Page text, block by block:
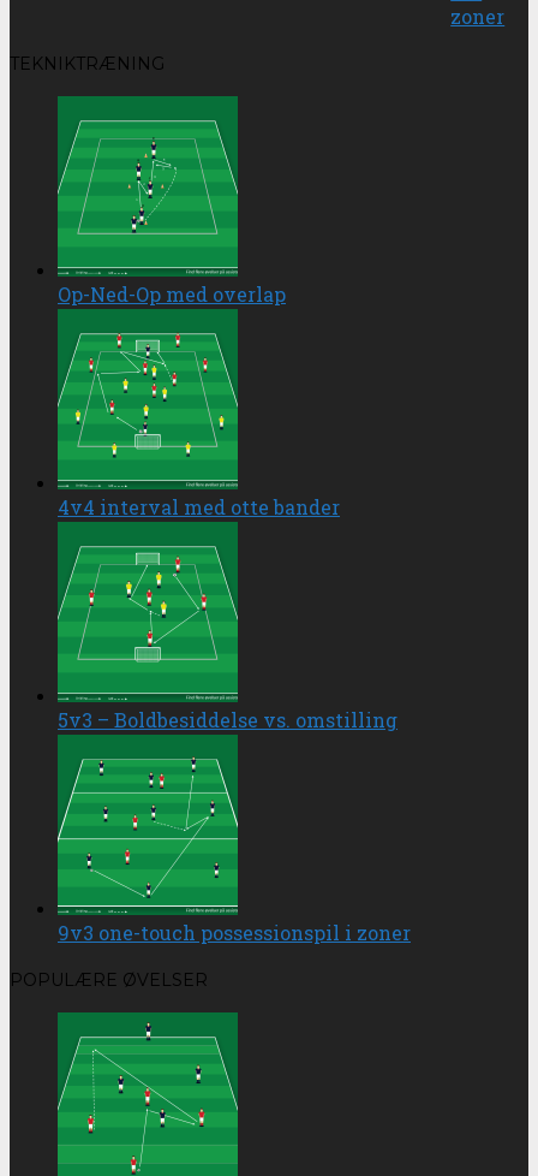
zoner
TEKNIKTRÆNING
Op-Ned-Op med overlap
4v4 interval med otte bander
5v3 – Boldbesiddelse vs. omstilling
9v3 one-touch possessionspil i zoner
POPULÆRE ØVELSER